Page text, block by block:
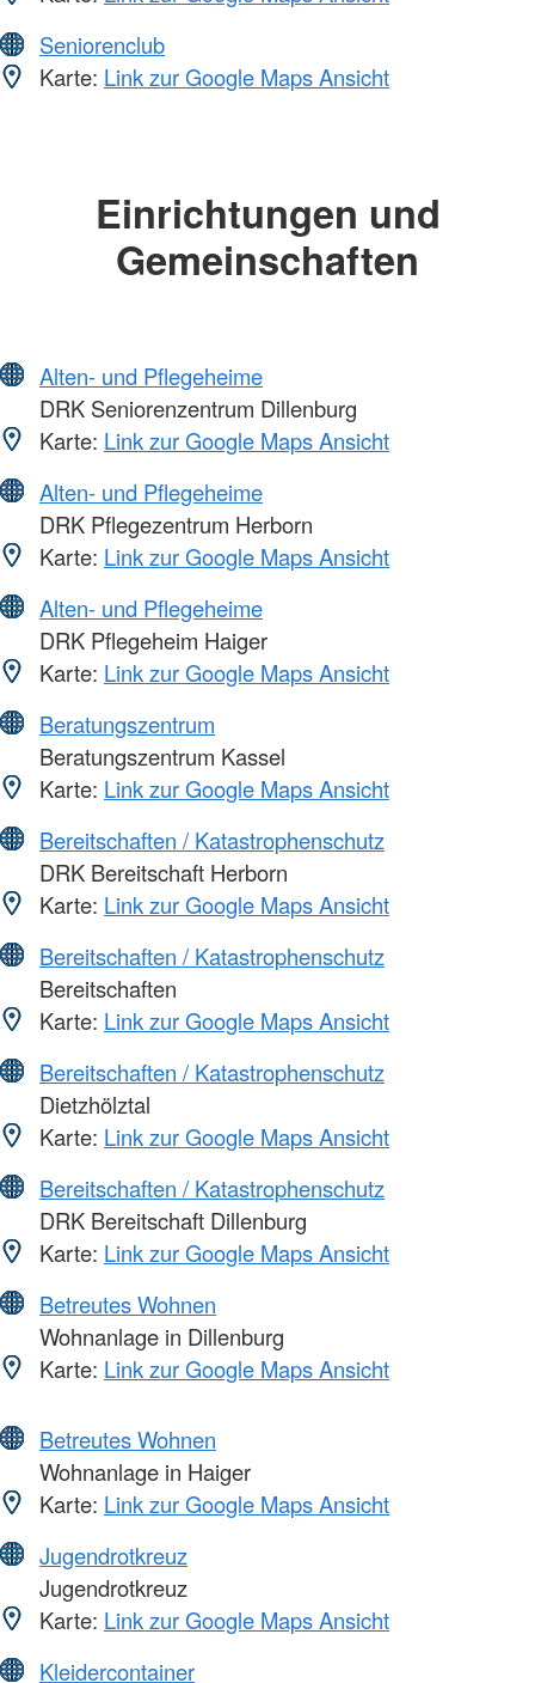
Seniorenclub
Karte: Link zur Google Maps Ansicht
Einrichtungen und
Gemeinschaften
Alten- und Pflegeheime
DRK Seniorenzentrum Dillenburg
Karte: Link zur Google Maps Ansicht
Alten- und Pflegeheime
DRK Pflegezentrum Herborn
Karte: Link zur Google Maps Ansicht
Alten- und Pflegeheime
DRK Pflegeheim Haiger
Karte: Link zur Google Maps Ansicht
Beratungszentrum
Beratungszentrum Kassel
Karte: Link zur Google Maps Ansicht
Bereitschaften / Katastrophenschutz
DRK Bereitschaft Herborn
Karte: Link zur Google Maps Ansicht
Bereitschaften / Katastrophenschutz
Bereitschaften
Karte: Link zur Google Maps Ansicht
Bereitschaften / Katastrophenschutz
Dietzhölztal
Karte: Link zur Google Maps Ansicht
Bereitschaften / Katastrophenschutz
DRK Bereitschaft Dillenburg
Karte: Link zur Google Maps Ansicht
Betreutes Wohnen
Wohnanlage in Dillenburg
Karte: Link zur Google Maps Ansicht
Betreutes Wohnen
Wohnanlage in Haiger
Karte: Link zur Google Maps Ansicht
Jugendrotkreuz
Jugendrotkreuz
Karte: Link zur Google Maps Ansicht
Kleidercontainer